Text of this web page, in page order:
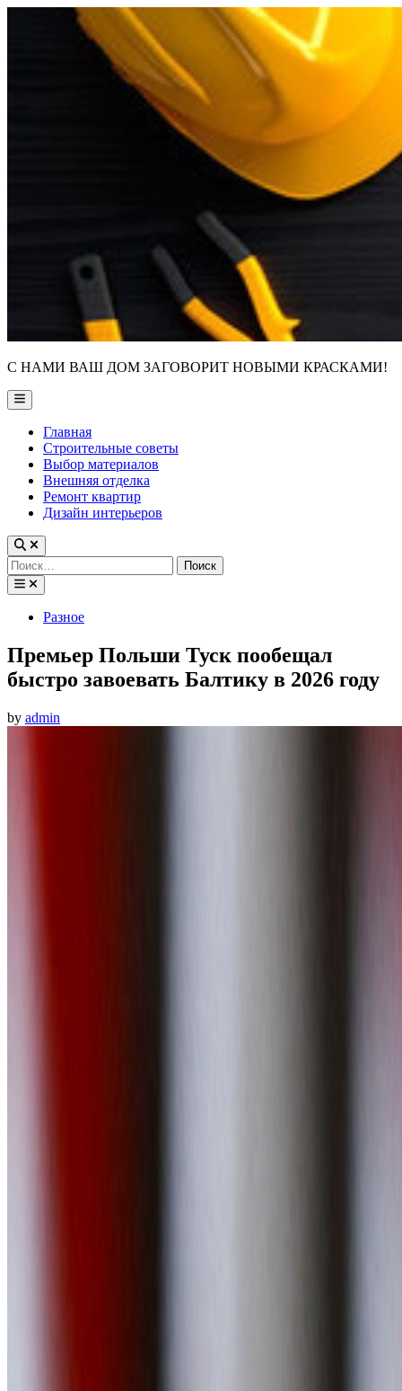
С НАМИ ВАШ ДОМ ЗАГОВОРИТ НОВЫМИ КРАСКАМИ!
Main
Menu
Главная
Строительные советы
Выбор материалов
Внешняя отделка
Ремонт квартир
Дизайн интерьеров
Найти:
PostedРазное
Премьер Польши Туск пообещал
быстро завоевать Балтику в 2026 году
by admin